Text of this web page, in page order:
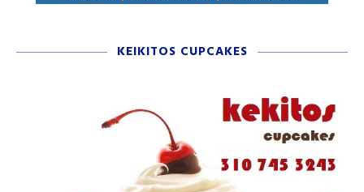
KEIKITOS CUPCAKES